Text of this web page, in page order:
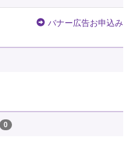
バナー広告お申込み
0